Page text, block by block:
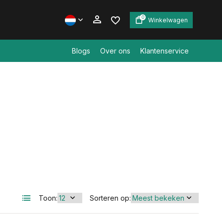
0 Winkelwagen
Blogs Over ons Klantenservice
Toon: Sorteren op: